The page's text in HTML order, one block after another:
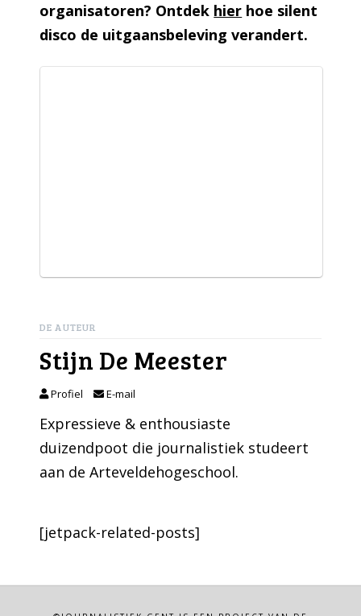
organisatoren? Ontdek hier hoe silent
disco de uitgaansbeleving verandert.
DE AUTEUR
Stijn De Meester
Profiel E-mail
Expressieve & enthousiaste
duizendpoot die journalistiek studeert
aan de Arteveldehogeschool.
[jetpack-related-posts]